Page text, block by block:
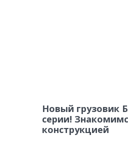
Новый грузовик
серии!
конструкцией